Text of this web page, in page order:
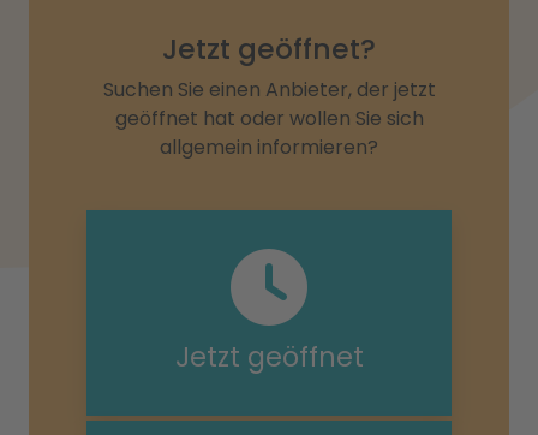
Jetzt geöffnet?
Suchen Sie einen Anbieter, der jetzt
geöffnet hat oder wollen Sie sich
allgemein informieren?
Jetzt geöffnet